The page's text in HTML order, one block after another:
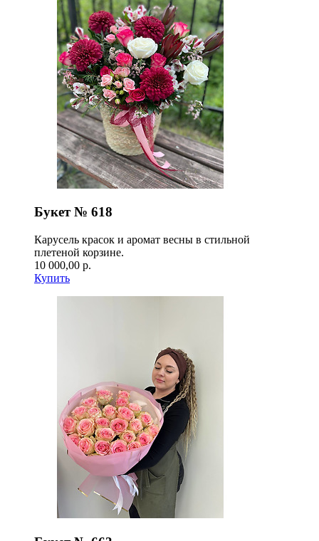
Букет № 618
Карусель красок и аромат весны в стильной
плетеной корзине.
10 000,00 р.
Купить